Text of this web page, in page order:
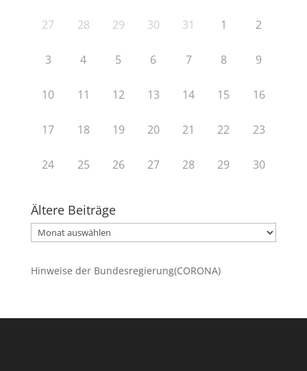
27 28 29 30 31 1 2
3 4 5 6 7 8 9
10 11 12 13 14 15 16
17 18 19 20 21 22 23
24 25 26 27 28 29 30
Ältere Beiträge
Ältere
Beiträge
Hinweise der Bundesregierung(CORONA)